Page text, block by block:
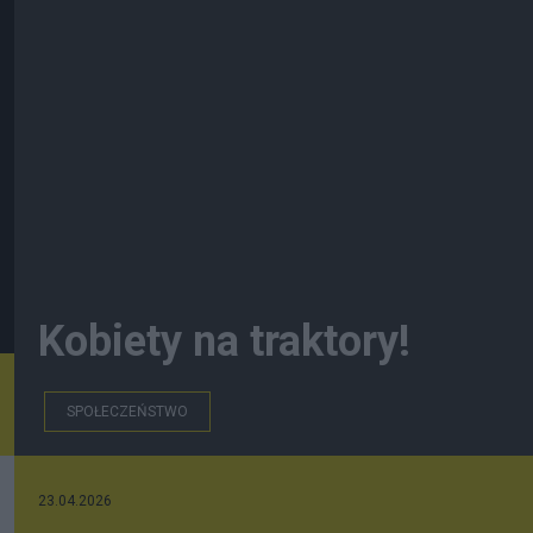
Kobiety na traktory!
SPOŁECZEŃSTWO
23.04.2026